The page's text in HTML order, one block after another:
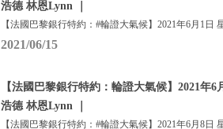
浩德 林恩Lynn ｜
【法國巴黎銀行特約：#輪證大氣候】2021年6月1日
2021/06/15
【法國巴黎銀行特約：輪證大氣候】2021年
浩德 林恩Lynn ｜
【法國巴黎銀行特約：#輪證大氣候】2021年6月8日